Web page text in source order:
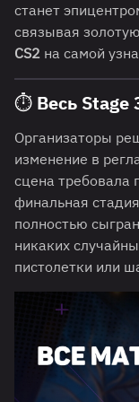
станет
связывая
CS2 на самой
⏱️ Весь Stage
Организаторы
изменение в
сцена требовала
финальная
полностью
никаких
пистолетки или